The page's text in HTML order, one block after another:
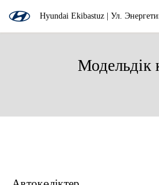
Hyundai Ekibastuz | Ул.
Модельдік